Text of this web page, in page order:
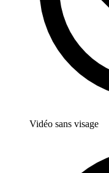
Vidéo sans visage